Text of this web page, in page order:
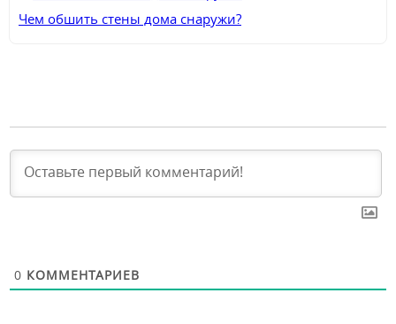
Чем обшить стены дома снаружи?
0 КОММЕНТАРИЕВ